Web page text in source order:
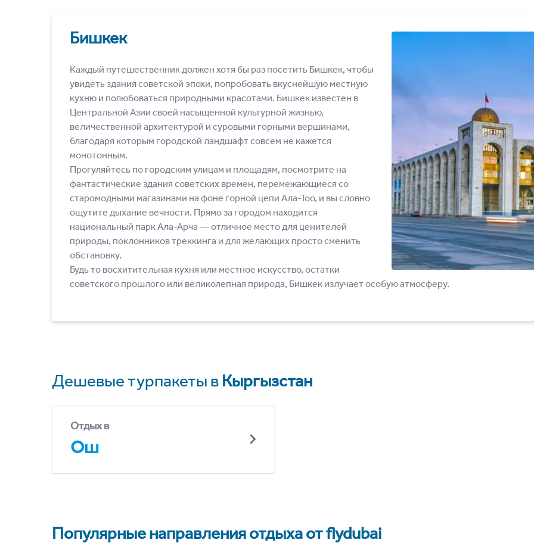
Бишкек
Каждый путешественник должен хотя бы раз посетить Бишкек, чтобы
увидеть здания советской эпохи, попробовать вкуснейшую местную
кухню и полюбоваться природными красотами. Бишкек известен в
Центральной Азии своей насыщенной культурной жизнью,
величественной архитектурой и суровыми горными вершинами,
благодаря которым городской ландшафт совсем не кажется
монотонным.
Прогуляйтесь по городским улицам и площадям, посмотрите на
фантастические здания советских времен, перемежающиеся со
старомодными магазинами на фоне горной цепи Ала-Тоо, и вы словно
ощутите дыхание вечности. Прямо за городом находится
национальный парк Ала-Арча ― отличное место для ценителей
природы, поклонников треккинга и для желающих просто сменить
обстановку.
Будь то восхитительная кухня или местное искусство, остатки
советского прошлого или великолепная природа, Бишкек излучает особую атмосферу.
Дешевые турпакеты в Кыргызстан
Отдых в
Ош
Популярные направления отдыха от flydubai